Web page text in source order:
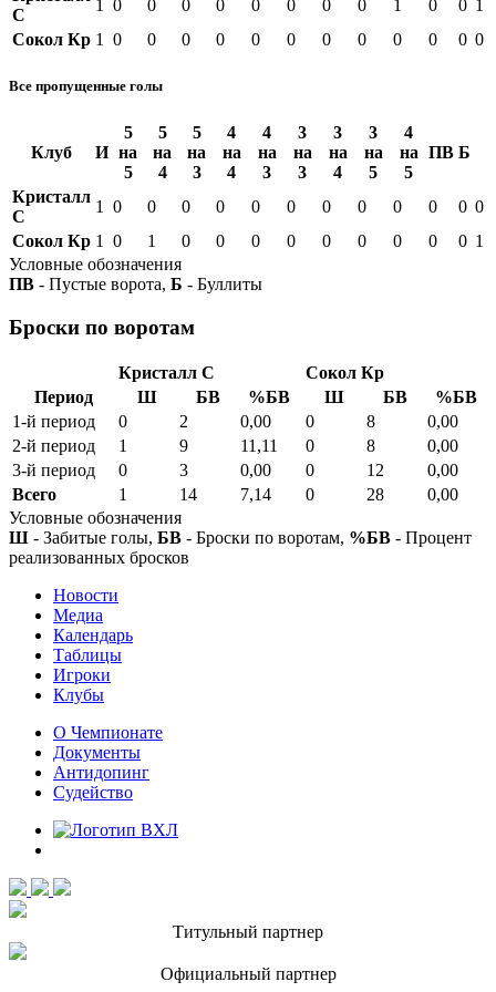
С
1 0 0 0 0 0 0 0 0 1 0 0 1
Сокол Кр 1 0 0 0 0 0 0 0 0 0 0 0 0
Все пропущенные голы
Клуб И
5
на
5
5
на
4
5
на
3
4
на
4
4
на
3
3
на
3
3
на
4
3
на
5
4
на
5
ПВ Б
Кристалл
С
1 0 0 0 0 0 0 0 0 0 0 0 0
Сокол Кр 1 0 1 0 0 0 0 0 0 0 0 0 1
Условные обозначения
ПВ - Пустые ворота, Б - Буллиты
Броски по воротам
Кристалл С
Сокол Кр
Период
Ш БВ %БВ Ш БВ
%БВ
1-й период
0 2 0,00 0 8
0,00
2-й период
1 9 11,11 0 8
0,00
3-й период
0 3 0,00 0 12
0,00
Всего
1 14 7,14 0 28
0,00
Условные обозначения
Ш - Забитые голы, БВ - Броски по воротам, %БВ - Процент
реализованных бросков
Новости
Медиа
Календарь
Таблицы
Игроки
Клубы
О Чемпионате
Документы
Антидопинг
Судейство
Титульный партнер
Официальный партнер